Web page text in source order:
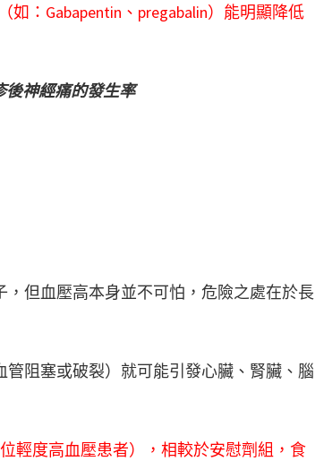
如：Gabapentin、pregabalin）能明顯降低
後神經痛的發生率
但血壓高本身並不可怕，危險之處在於長
阻塞或破裂）就可能引發心臟、腎臟、腦
輕度高血壓患者），相較於安慰劑組，食